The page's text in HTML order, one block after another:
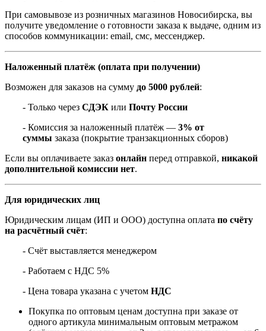
При самовывозе из розничных магазинов Новосибирска, вы
получите уведомление о готовности заказа к выдаче, одним из
способов коммуникации: email, смс, мессенджер.
Наложенный платёж (оплата при получении)
Возможен для заказов на сумму до 5000 рублей:
- Только через СДЭК или Почту России
- Комиссия за наложенный платёж — 3% от
суммы заказа (покрытие транзакционных сборов)
Если вы оплачиваете заказ онлайн перед отправкой, никакой
дополнительной комиссии нет.
Для юридических лиц
Юридическим лицам (ИП и ООО) доступна оплата по счёту
на расчётный счёт:
- Счёт выставляется менеджером
- Работаем с НДС 5%
- Цена товара указана с учетом НДС
Покупка по оптовым ценам доступна при заказе от
одного артикула минимальным оптовым метражом